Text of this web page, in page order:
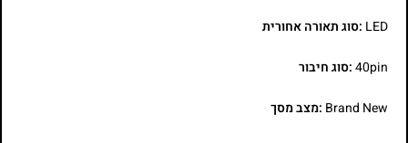
LED :סוג תאורה אחורית
40pin:סוג חיבור
Brand New :מצב מסך